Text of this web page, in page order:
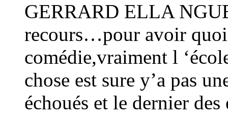
GERRARD ELLA
recours…pour avoir quoi
comédie,vraiment l
chose est sure y’a pas
échoués et le dernier